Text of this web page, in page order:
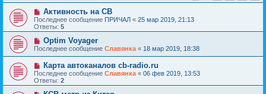
Активность на СВ
Последнее сообщение ПРИЧАЛ « 25 мар 2019, 21:13
Ответы: 5
Optim Voyager
Последнее сообщение Славянка « 18 мар 2019, 18:38
Карта автоканалов cb-radio.ru
Последнее сообщение Славянка « 06 фев 2019, 13:53
Ответы: 2